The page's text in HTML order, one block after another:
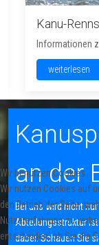
Kanu-
Informationen
weiterlesen
an der
Bei uns wird nicht
Abteilungsstruktur
dabei. Schauen Sie
Wir benutzen Cookies
Wir nutzen Cookies auf
den Betrieb der Seite,
Nutzererfahrung zu
entscheiden, ob Sie die